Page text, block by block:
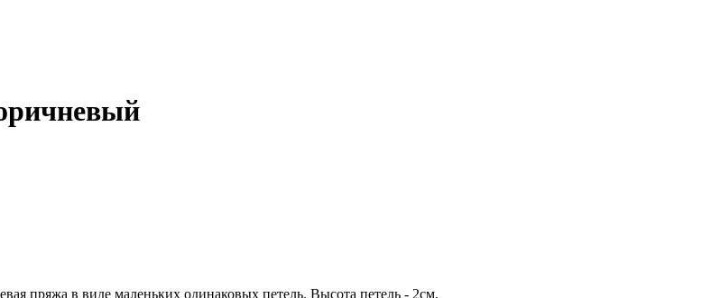
пряжа в виде маленьких одинаковых петель. Высота петель - 2см.